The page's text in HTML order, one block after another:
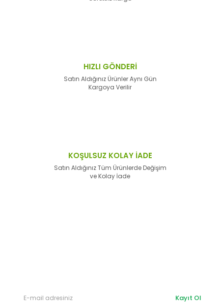
HIZLI GÖNDERİ
Satın Aldığınız Ürünler Aynı Gün
Kargoya Verilir
KOŞULSUZ KOLAY İADE
Satın Aldığınız Tüm Ürünlerde Değişim
ve Kolay İade
Kayıt Ol